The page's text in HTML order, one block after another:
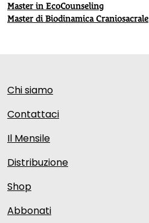
Master in EcoCounseling
Master di Biodinamica Craniosacrale
Chi siamo
Contattaci
Il Mensile
Distribuzione
Shop
Abbonati